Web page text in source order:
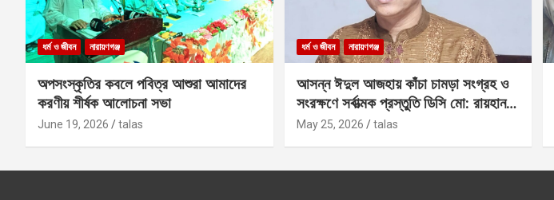
ধর্ম ও জীবন নারায়ণগঞ্জ
অপসংস্কৃতির কবলে পবিত্র আশুরা আমাদের
করণীয় শীর্ষক আলোচনা সভা
June 19, 2026 talas
ধর্ম ও জীবন নারায়ণগঞ্জ
আসন্ন ঈদুল আজহায় কাঁচা চামড়া সংগ্রহ ও
সংরক্ষণে সর্বাত্মক প্রস্তুতি ডিসি মো: রায়হান
কবির
May 25, 2026 talas